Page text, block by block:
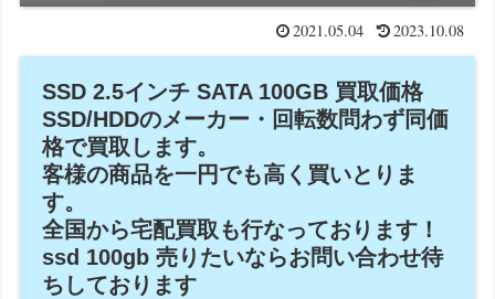
2021.05.04 2023.10.08
SSD 2.5インチ SATA 100GB 買取価格
SSD/HDDのメーカー・回転数問わず同価
格で買取します。
客様の商品を一円でも高く買いとりま
す。
全国から宅配買取も行なっております！
ssd 100gb 売りたいならお問い合わせ待
ちしております